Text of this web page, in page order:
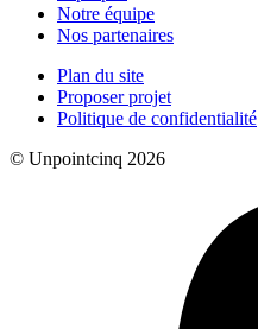
Notre équipe
Nos partenaires
Plan du site
Proposer projet
Politique de confidentialité
© Unpointcinq 2026